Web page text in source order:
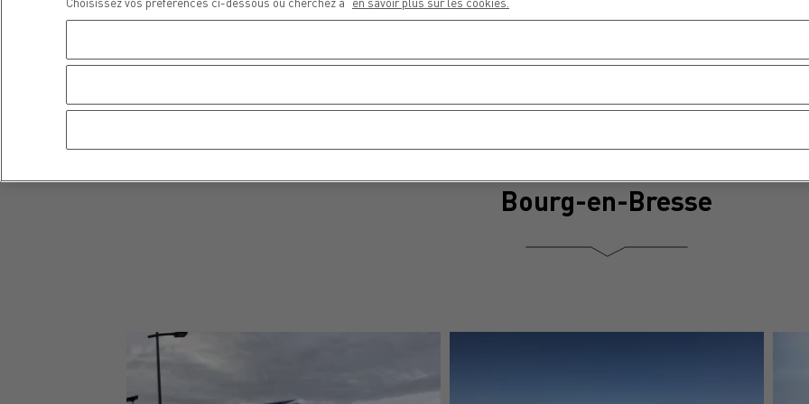
Ces ombrières photovoltaïques devraient être mise en service à horizon 2026.
Bourg-en-Bresse